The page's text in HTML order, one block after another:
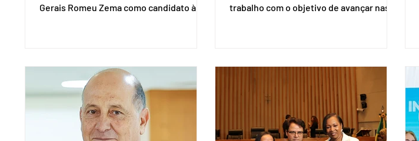
Gerais Romeu Zema como candidato à
vice-presidente. A convenção contou
com a presença do presidente nacional
do partido, Eduardo Ribeiro, e do senador
Eduardo Girão, filiado ao Novo desde
fevereiro de 2023. Formado em
trabalho com o objetivo de avançar nas
“Decidimos criar um grupo de trabalho
que vai identificar sensibilidades dos
dois lados e evitar que elas sejam um
empecilho para a retomada das
negociações de um acordo do Mercosul